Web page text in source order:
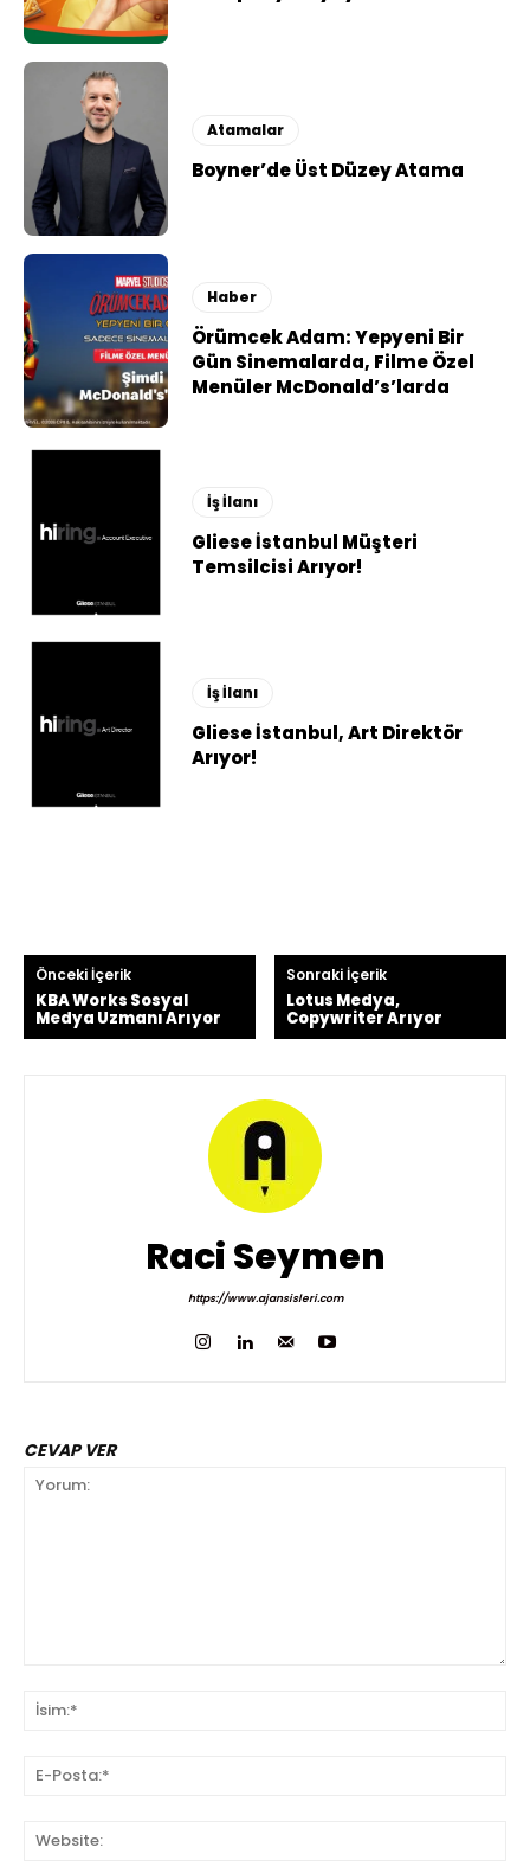
Atamalar
Boyner’de Üst Düzey Atama
Haber
Örümcek Adam: Yepyeni Bir
Gün Sinemalarda, Filme Özel
Menüler McDonald’s’larda
İş İlanı
Gliese İstanbul Müşteri
Temsilcisi Arıyor!
İş İlanı
Gliese İstanbul, Art Direktör
Arıyor!
Önceki İçerik
KBA Works Sosyal
Medya Uzmanı Arıyor
Sonraki İçerik
Lotus Medya,
Copywriter Arıyor
Raci Seymen
https://www.ajansisleri.com
CEVAP VER